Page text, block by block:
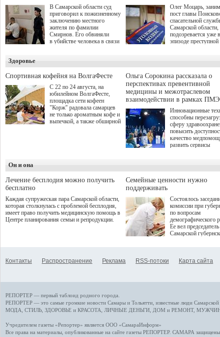
В Самарской области суд
приговорил к пожизненному
заключению местного
жителя по фамилии
Смирнов. Его обвиняли
в убийстве человека в связи
Олег Моцарь,
пост главы
спасательной
Самарской области,
подозревается уже
эпизоде преступной
а сам он
Здоровье
Спортивная кофейня на ВолгаФесте
С 22 по 24 августа, на
юбилейном ВолгаФесте,
площадка сети кофеен
"Корж" радовала самарцев
не только ароматным кофе и
выпечкой, а также обширной
Ольга Сорокина рассказала о
перспективах превентивной
медицины и межотраслевом
взаимодействии в рамках
Инновационные
способны
сферу
повысить
качество
развить сервисы
определенными
К ним можно
возникающие при
данными
более динамичного
проникновения
сегмент
отраслевое
рассказала Ольга
ходе сессии
качества жизни" в
ПМЭФ 2025. В
РФ Михаил
Он и она
Лечение бесплодия можно получить
бесплатно
Каждая супружеская пара Самарской области,
которая столкнулась с проблемой бесплодия,
имеет право получить медицинскую помощь в
Центре планирования семьи и репродукции.
Семейные ценности нужно
поддерживать
Состоялось
комиссии при
по вопросам
демографического
Ее вел председатель
Самарской
Контакты Распространение Реклама RSS-потоки Карта сайта
РЕПОРТЕР — первый таблоид родного города.
РЕПОРТЕР — это самые громкие новости Самары и Тольятти, известные люди
МОДА, СТИЛЬ ЗДОРОВЬЕ и КРАСОТА ЛИЧНЫЕ ДЕНЬГИ ДОМ и РЕМОНТ,
Учредителем газеты «Репортер» является ООО «СамараИнформ»
Все права на материалы, опубликованные на сайте газеты РЕПОРТЕР. САМАРА защищены.